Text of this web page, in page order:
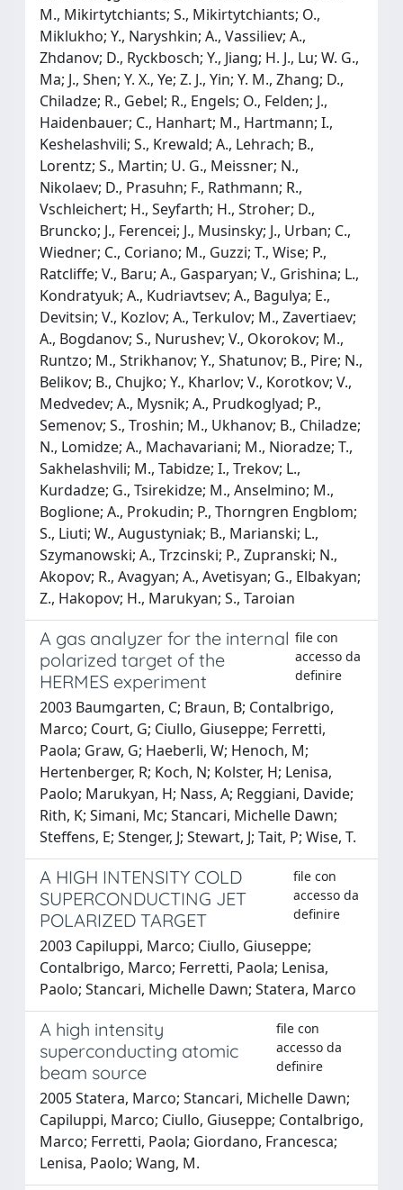
M., Mikirtytchiants; S., Mikirtytchiants; O.,
Miklukho; Y., Naryshkin; A., Vassiliev; A.,
Zhdanov; D., Ryckbosch; Y., Jiang; H. J., Lu; W. G.,
Ma; J., Shen; Y. X., Ye; Z. J., Yin; Y. M., Zhang; D.,
Chiladze; R., Gebel; R., Engels; O., Felden; J.,
Haidenbauer; C., Hanhart; M., Hartmann; I.,
Keshelashvili; S., Krewald; A., Lehrach; B.,
Lorentz; S., Martin; U. G., Meissner; N.,
Nikolaev; D., Prasuhn; F., Rathmann; R.,
Vschleichert; H., Seyfarth; H., Stroher; D.,
Bruncko; J., Ferencei; J., Musinsky; J., Urban; C.,
Wiedner; C., Coriano; M., Guzzi; T., Wise; P.,
Ratcliffe; V., Baru; A., Gasparyan; V., Grishina; L.,
Kondratyuk; A., Kudriavtsev; A., Bagulya; E.,
Devitsin; V., Kozlov; A., Terkulov; M., Zavertiaev;
A., Bogdanov; S., Nurushev; V., Okorokov; M.,
Runtzo; M., Strikhanov; Y., Shatunov; B., Pire; N.,
Belikov; B., Chujko; Y., Kharlov; V., Korotkov; V.,
Medvedev; A., Mysnik; A., Prudkoglyad; P.,
Semenov; S., Troshin; M., Ukhanov; B., Chiladze;
N., Lomidze; A., Machavariani; M., Nioradze; T.,
Sakhelashvili; M., Tabidze; I., Trekov; L.,
Kurdadze; G., Tsirekidze; M., Anselmino; M.,
Boglione; A., Prokudin; P., Thorngren Engblom;
S., Liuti; W., Augustyniak; B., Marianski; L.,
Szymanowski; A., Trzcinski; P., Zupranski; N.,
Akopov; R., Avagyan; A., Avetisyan; G., Elbakyan;
Z., Hakopov; H., Marukyan; S., Taroian
A gas analyzer for the internal
polarized target of the
HERMES experiment
file con
accesso da
definire
2003 Baumgarten, C; Braun, B; Contalbrigo,
Marco; Court, G; Ciullo, Giuseppe; Ferretti,
Paola; Graw, G; Haeberli, W; Henoch, M;
Hertenberger, R; Koch, N; Kolster, H; Lenisa,
Paolo; Marukyan, H; Nass, A; Reggiani, Davide;
Rith, K; Simani, Mc; Stancari, Michelle Dawn;
Steffens, E; Stenger, J; Stewart, J; Tait, P; Wise, T.
A HIGH INTENSITY COLD
SUPERCONDUCTING JET
POLARIZED TARGET
file con
accesso da
definire
2003 Capiluppi, Marco; Ciullo, Giuseppe;
Contalbrigo, Marco; Ferretti, Paola; Lenisa,
Paolo; Stancari, Michelle Dawn; Statera, Marco
A high intensity
superconducting atomic
beam source
file con
accesso da
definire
2005 Statera, Marco; Stancari, Michelle Dawn;
Capiluppi, Marco; Ciullo, Giuseppe; Contalbrigo,
Marco; Ferretti, Paola; Giordano, Francesca;
Lenisa, Paolo; Wang, M.